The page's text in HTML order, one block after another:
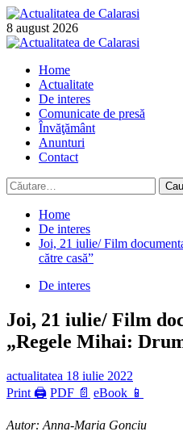
Skip
to
content
8 august 2026
Primary
Home
Actualitate
De interes
Comunicate de presă
Învăţământ
Anunturi
Contact
Caută
după:
Home
De interes
Joi, 21 iulie/ Film
către casă”
De interes
Joi, 21 iulie/ Film
„Regele Mihai:
actualitatea 18 iulie 2022
Print 🖨 PDF 📄 eBook 📱
Autor: Anna-Maria Gonciu